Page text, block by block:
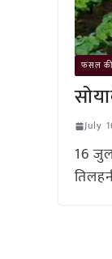
फसल की
July
16